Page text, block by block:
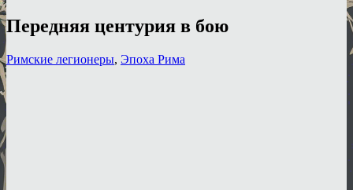
Передняя центурия в бою
Римские легионеры, Эпоха Рима